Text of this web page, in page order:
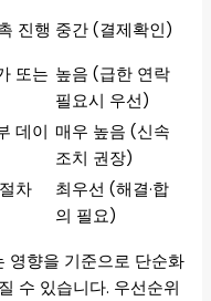
진행 중간 (결제확인)
또는 높음 (급한 연락
필요시 우선)
데이 매우 높음 (신속
조치 권장)
차
최우선 (해결·합
의 필요)
영향을 기준으로 단순화
수 있습니다. 우선순위